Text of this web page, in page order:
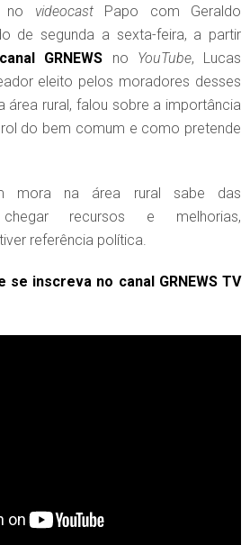
no videocastPapo com Geraldo
de segunda a sexta-feira, a partir
canal GRNEWS no YouTube, Lucas
eleito pelos moradores desses
área rural, falou sobre a importância
do bem comum e como pretende
mora na área rural sabe das
recursos e melhorias,
referência política.
se inscreva no canal GRNEWS TV